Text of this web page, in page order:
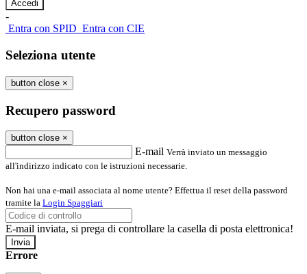
-
Entra con SPID Entra con CIE
Seleziona utente
button close ×
Recupero password
button close ×
E-mail Verrà inviato un messaggio
all'indirizzo indicato con le istruzioni necessarie.
Non hai una e-mail associata al nome utente? Effettua il reset della password
tramite la Login Spaggiari
E-mail inviata, si prega di controllare la casella di posta elettronica!
Errore